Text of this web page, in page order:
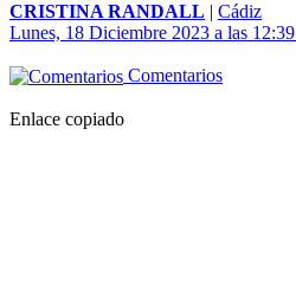
CRISTINA RANDALL | Cádiz
Lunes, 18 Diciembre 2023 a las
Comentarios
Enlace copiado